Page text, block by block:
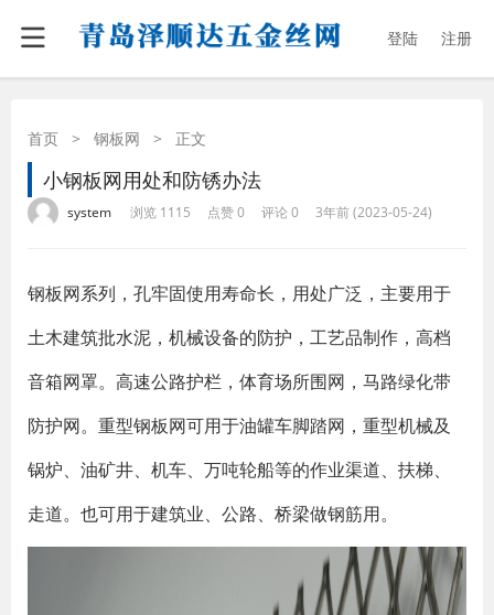
登陆 注册
首页 > 钢板网 > 正文
小钢板网用处和防锈办法
system 浏览 1115 点赞 0 评论 0 3年前 (2023-05-24)
钢板网系列，孔牢固使用寿命长，用处广泛，主要用于
土木建筑批水泥，机械设备的防护，工艺品制作，高档
音箱网罩。高速公路护栏，体育场所围网，马路绿化带
防护网。重型钢板网可用于油罐车脚踏网，重型机械及
锅炉、油矿井、机车、万吨轮船等的作业渠道、扶梯、
走道。也可用于建筑业、公路、桥梁做钢筋用。